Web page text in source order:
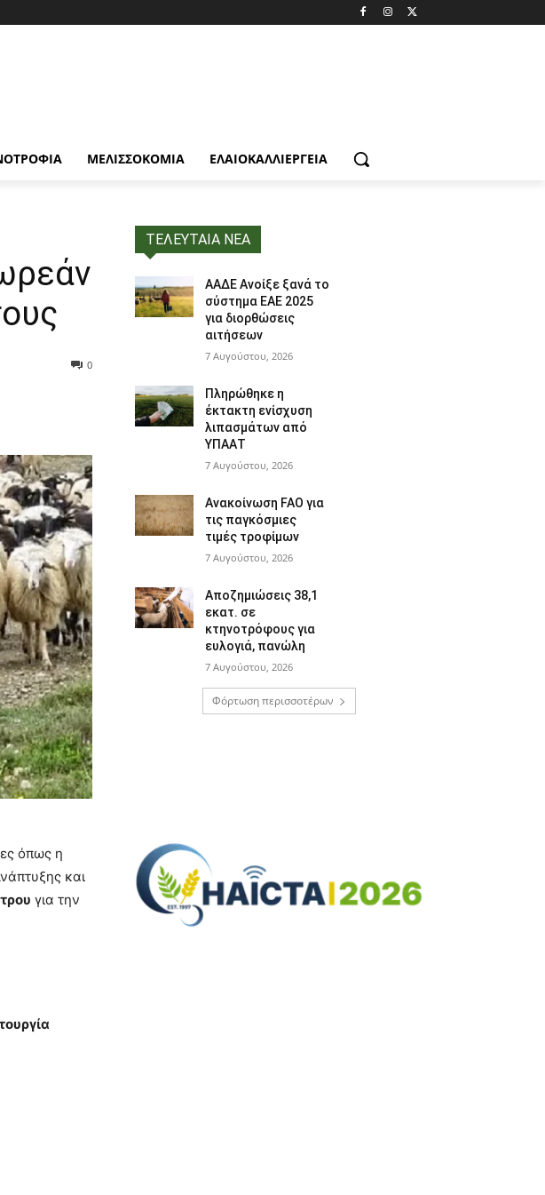
ΜΕΛΙΣΣΟΚΟΜΙΑ ΕΛΑΙΟΚΑΛΛΙΈΡΓΕΙΑ
0
όπως η
και
για την
ΤΕΛΕΥΤΑΙΑ ΝΕΑ
ΑΑΔΕ Ανοίξε ξανά το
σύστημα ΕΑΕ 2025
για διορθώσεις
αιτήσεων
7 Αυγούστου, 2026
Πληρώθηκε η
έκτακτη ενίσχυση
λιπασμάτων από
ΥΠΑΑΤ
7 Αυγούστου, 2026
Ανακοίνωση FAO για
τις παγκόσμιες
τιμές τροφίμων
7 Αυγούστου, 2026
Αποζημιώσεις 38,1
εκατ. σε
κτηνοτρόφους για
ευλογιά, πανώλη
7 Αυγούστου, 2026
Φόρτωση περισσοτέρων